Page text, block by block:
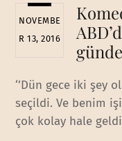
NOVEMBE
R 13, 2016
‘’Dün gece iki şey
seçildi. Ve benim
çok kolay hale